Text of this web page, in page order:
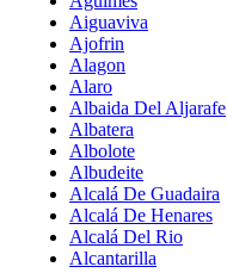
Aiguaviva
Ajofrin
Alagon
Alaro
Albaida Del Aljarafe
Albatera
Albolote
Albudeite
Alcalá De Guadaira
Alcalá De Henares
Alcalá Del Rio
Alcantarilla